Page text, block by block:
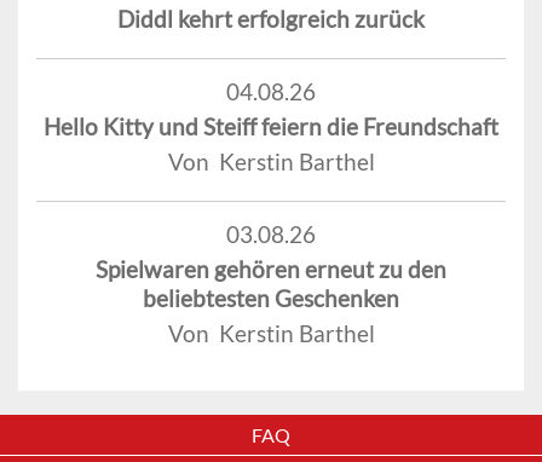
Diddl kehrt erfolgreich zurück
04.08.26
Hello Kitty und Steiff feiern die Freundschaft
Von Kerstin Barthel
03.08.26
Spielwaren gehören erneut zu den
beliebtesten Geschenken
Von Kerstin Barthel
FAQ